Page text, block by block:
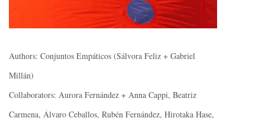
Authors: Conjuntos Empáticos (Sálvora Feliz + Gabriel
Millán)
Collaborators: Aurora Fernández + Anna Cappi, Beatriz
Carmena, Álvaro Ceballos, Rubén Fernández, Hirotaka Hase,